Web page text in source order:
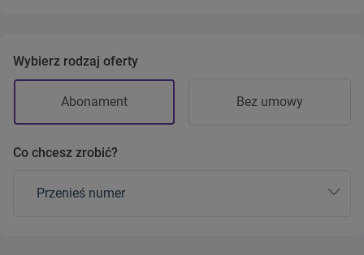
Wybierz rodzaj oferty
Abonament Bez umowy
Co chcesz zrobić?
Przenieś numer